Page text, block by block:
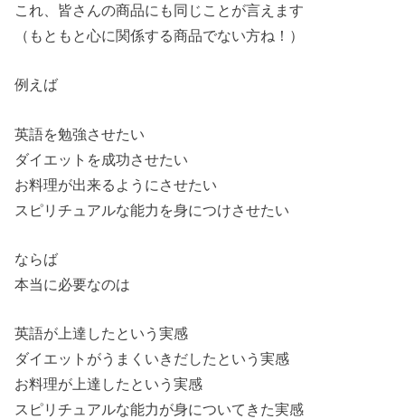
これ、皆さんの商品にも同じことが言えます
（もともと心に関係する商品でない方ね！）
例えば
英語を勉強させたい
ダイエットを成功させたい
お料理が出来るようにさせたい
スピリチュアルな能力を身につけさせたい
ならば
本当に必要なのは
英語が上達したという実感
ダイエットがうまくいきだしたという実感
お料理が上達したという実感
スピリチュアルな能力が身についてきた実感